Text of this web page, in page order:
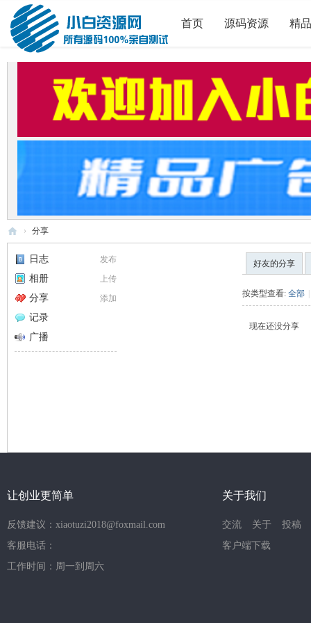
首页 源码资源 精
白
码
› 分享
发布
日志
上传
相册
添加
分享
记录
广播
好友的分享
按类型查看: 全部 |
现在还没分享
让创业更简单
反馈建议：xiaotuzi2018@foxmail.com
客服电话：
工作时间：周一到周六
关于我们
交流 关于
投稿
客户端下载